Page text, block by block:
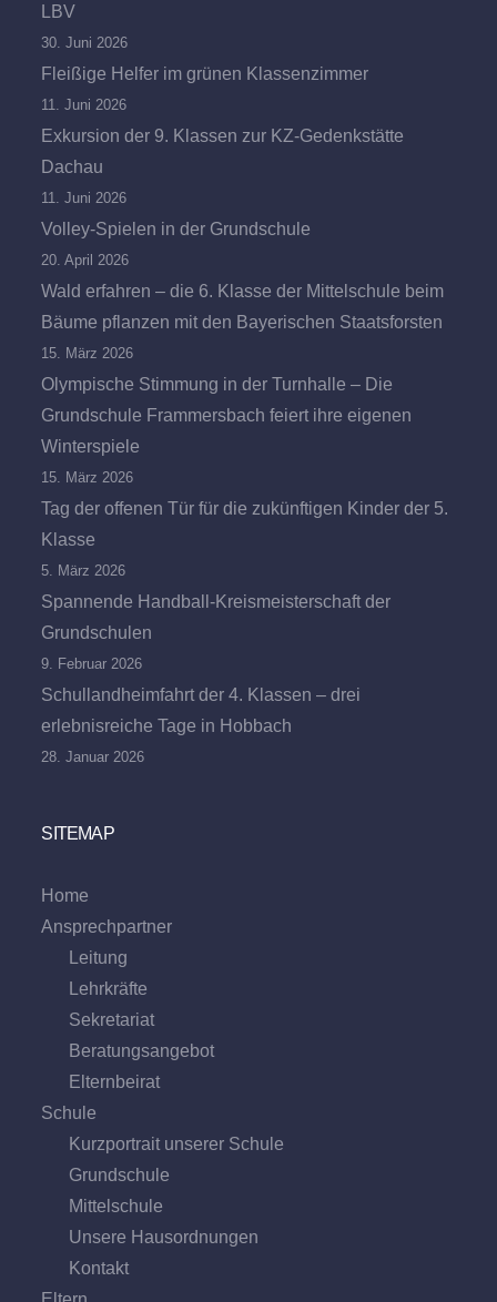
LBV
30. Juni 2026
Fleißige Helfer im grünen Klassenzimmer
11. Juni 2026
Exkursion der 9. Klassen zur KZ-Gedenkstätte
Dachau
11. Juni 2026
Volley-Spielen in der Grundschule
20. April 2026
Wald erfahren – die 6. Klasse der Mittelschule beim
Bäume pflanzen mit den Bayerischen Staatsforsten
15. März 2026
Olympische Stimmung in der Turnhalle – Die
Grundschule Frammersbach feiert ihre eigenen
Winterspiele
15. März 2026
Tag der offenen Tür für die zukünftigen Kinder der 5.
Klasse
5. März 2026
Spannende Handball-Kreismeisterschaft der
Grundschulen
9. Februar 2026
Schullandheimfahrt der 4. Klassen – drei
erlebnisreiche Tage in Hobbach
28. Januar 2026
SITEMAP
Home
Ansprechpartner
Leitung
Lehrkräfte
Sekretariat
Beratungs­angebot
Eltern­beirat
Schule
Kurzportrait unserer Schule
Grund­schule
Mittel­schule
Unsere Hausordnungen
Kontakt